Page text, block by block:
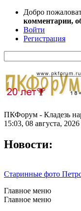
Добро
комментарии,
Войти
Регистрация
ПКФорум - Кладезь
15:03, 08 августа, 2026
Новости:
Старинные фото
Главное меню
Главное меню